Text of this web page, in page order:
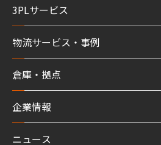
3PLサービス
物流サービス・事例
倉庫・拠点
企業情報
ニュース